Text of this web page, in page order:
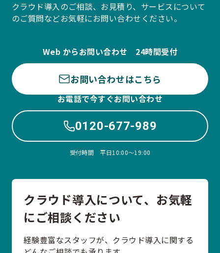
クラウド導入のご相談、お見積り、サービスについて
のご質問などお気軽にお問い合わせください。
Web からお問い合わせ 24時間受付
お問い合わせはこちら
お電話で今すぐお問い合わせ
0120-677-989
受付時間 平日10:00〜19:00
クラウド導入について、お気軽
にご相談ください
経験豊富なスタッフが、クラウド導入に関する